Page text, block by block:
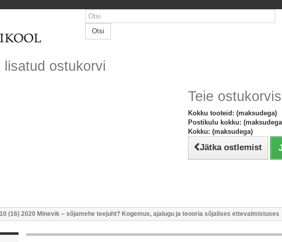
Otsi
lisatud ostukorvi
Teie
Kokku tooteid: (maksudega)
Postikulu kokku:
Kokku: (maksudega)
Jätka ostlemist
(16) 2020 Minevik – sõjamehe teejuht? Kogemus, ajalugu ja teooria sõjalises ettevalmistuses